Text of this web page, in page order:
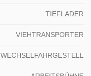
TIEFLADER
VIEHTRANSPORTER
WECHSELFAHRGESTELL